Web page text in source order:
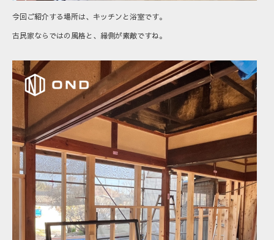
今回ご紹介する場所は、キッチンと浴室です。
古民家ならではの風格と、縁側が素敵ですね。